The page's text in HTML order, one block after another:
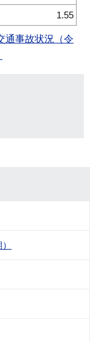
1.55
通事故状況（令